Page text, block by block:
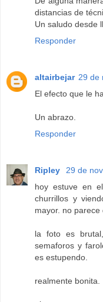
distancias de
Un saludo desde
Responder
altairbejar 29 de
El efecto que le
Un abrazo.
Responder
Ripley
29 de
hoy estuve en
churrillos y
mayor. no parece
la foto es
semaforos y
es estupendo.
realmente bonita.